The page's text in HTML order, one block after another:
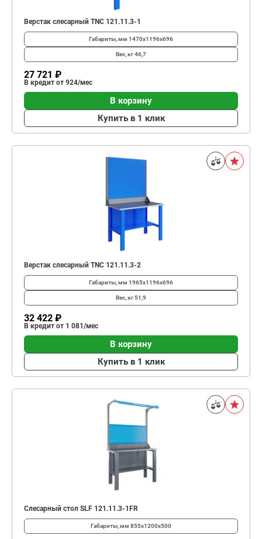
Верстак слесарный TNC 121.11.3-1
Габариты, мм 1470x1196x696
Вес, кг46,7
27 721 ₽
В кредит от 924/мес
В корзину
Купить в 1 клик
Верстак слесарный TNC 121.11.3-2
Габариты, мм 1965x1196x696
Вес, кг51,9
32 422 ₽
В кредит от 1 081/мес
В корзину
Купить в 1 клик
Слесарный стол SLF 121.11.3-1FR
Габариты, мм 855x1200x500